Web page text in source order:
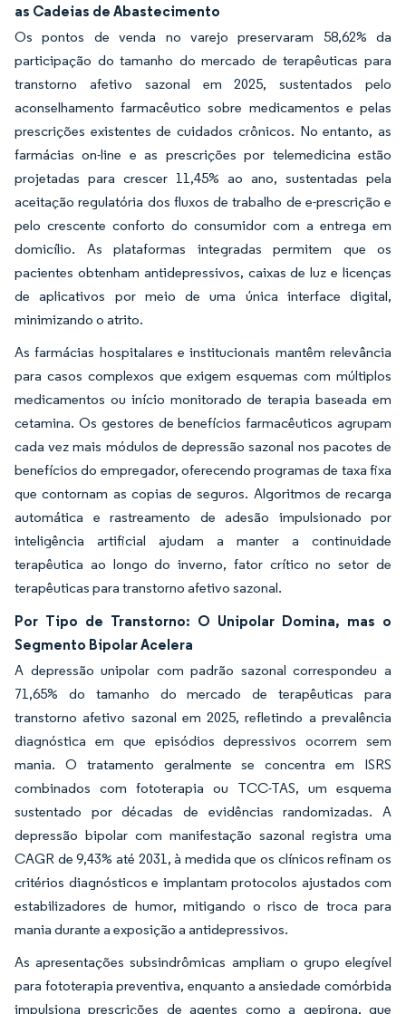
as Cadeias de Abastecimento
Os pontos de venda no varejo preservaram 58,62% da
participação do tamanho do mercado de terapêuticas para
transtorno afetivo sazonal em 2025, sustentados pelo
aconselhamento farmacêutico sobre medicamentos e pelas
prescrições existentes de cuidados crônicos. No entanto, as
farmácias on-line e as prescrições por telemedicina estão
projetadas para crescer 11,45% ao ano, sustentadas pela
aceitação regulatória dos fluxos de trabalho de e-prescrição e
pelo crescente conforto do consumidor com a entrega em
domicílio. As plataformas integradas permitem que os
pacientes obtenham antidepressivos, caixas de luz e licenças
de aplicativos por meio de uma única interface digital,
minimizando o atrito.
As farmácias hospitalares e institucionais mantêm relevância
para casos complexos que exigem esquemas com múltiplos
medicamentos ou início monitorado de terapia baseada em
cetamina. Os gestores de benefícios farmacêuticos agrupam
cada vez mais módulos de depressão sazonal nos pacotes de
benefícios do empregador, oferecendo programas de taxa fixa
que contornam as copias de seguros. Algoritmos de recarga
automática e rastreamento de adesão impulsionado por
inteligência artificial ajudam a manter a continuidade
terapêutica ao longo do inverno, fator crítico no setor de
terapêuticas para transtorno afetivo sazonal.
Por Tipo de Transtorno: O Unipolar Domina, mas o
Segmento Bipolar Acelera
A depressão unipolar com padrão sazonal correspondeu a
71,65% do tamanho do mercado de terapêuticas para
transtorno afetivo sazonal em 2025, refletindo a prevalência
diagnóstica em que episódios depressivos ocorrem sem
mania. O tratamento geralmente se concentra em ISRS
combinados com fototerapia ou TCC-TAS, um esquema
sustentado por décadas de evidências randomizadas. A
depressão bipolar com manifestação sazonal registra uma
CAGR de 9,43% até 2031, à medida que os clínicos refinam os
critérios diagnósticos e implantam protocolos ajustados com
estabilizadores de humor, mitigando o risco de troca para
mania durante a exposição a antidepressivos.
As apresentações subsindrômicas ampliam o grupo elegível
para fototerapia preventiva, enquanto a ansiedade comórbida
impulsiona prescrições de agentes como a gepirona, que